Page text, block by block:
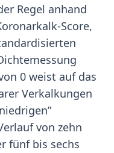
Regel anhand
Score,
0 weist auf das
Verkalkungen
von zehn
fünf bis sechs